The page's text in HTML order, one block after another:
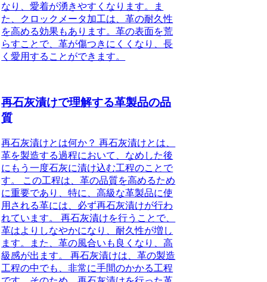
なり、愛着が湧きやすくなります。ま
た、クロックメータ加工は、革の耐久性
を高める効果もあります。革の表面を荒
らすことで、革が傷つきにくくなり、長
く愛用することができます。
再石灰漬けで理解する革製品の品
質
再石灰漬けとは何か？ 再石灰漬けとは、
革を製造する過程において、なめした後
にもう一度石灰に漬け込む工程のことで
す。 この工程は、革の品質を高めるため
に重要であり、特に、高級な革製品に使
用される革には、必ず再石灰漬けが行わ
れています。 再石灰漬けを行うことで、
革はよりしなやかになり、耐久性が増し
ます。また、革の風合いも良くなり、高
級感が出ます。 再石灰漬けは、革の製造
工程の中でも、非常に手間のかかる工程